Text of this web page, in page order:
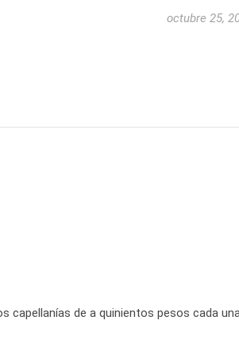
octubre 25,
capellanías de a quinientos pesos cada